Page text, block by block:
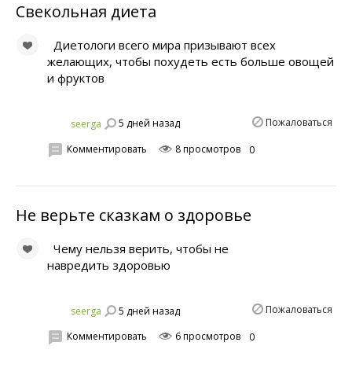
Свекольная диета
Диетологи всего мира призывают всех
желающих, чтобы похудеть есть больше овощей
и фруктов
seerga 5 дней назад Пожаловаться
Комментировать 8 просмотров 0
Не верьте сказкам о здоровье
Чему нельзя верить, чтобы не
навредить здоровью
seerga 5 дней назад Пожаловаться
Комментировать 6 просмотров 0